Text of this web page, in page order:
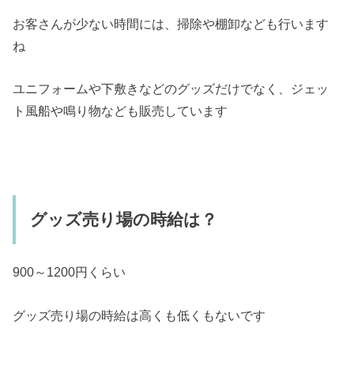
お客さんが少ない時間には、掃除や棚卸なども行います
ね
ユニフォームや下敷きなどのグッズだけでなく、ジェッ
ト風船や鳴り物なども販売しています
グッズ売り場の時給は？
900～1200円くらい
グッズ売り場の時給は高くも低くもないです